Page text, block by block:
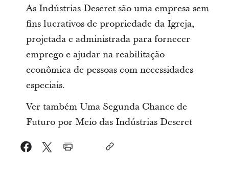
As Indústrias Deseret são uma empresa sem
fins lucrativos de propriedade da Igreja,
projetada e administrada para fornecer
emprego e ajudar na reabilitação
econômica de pessoas com necessidades
especiais.
Ver também Uma Segunda Chance de
Futuro por Meio das Indústrias Deseret